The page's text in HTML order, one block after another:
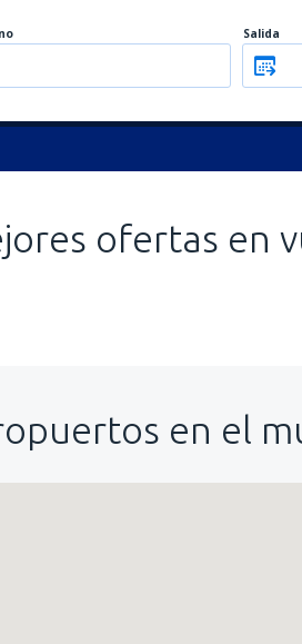
Salida
ofertas en
en el